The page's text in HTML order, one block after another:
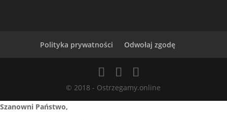
Polityka prywatności Odwołaj zgodę
© 2018 - Ostrzegamy.online
Szanowni Państwo,